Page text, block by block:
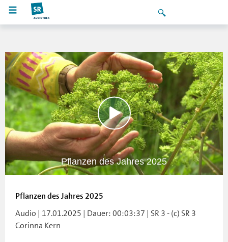
Pflanzen des Jahres 2025
Pflanzen des Jahres 2025
Audio | 17.01.2025 | Dauer: 00:03:37 | SR 3 - (c) SR 3
Corinna Kern